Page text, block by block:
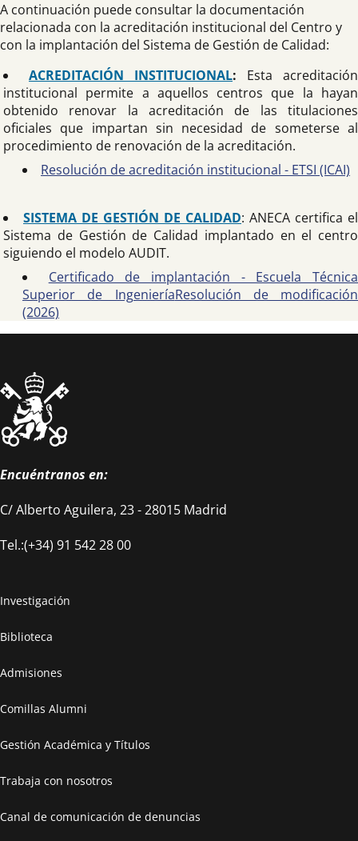
A continuación puede consultar la documentación
relacionada con la acreditación institucional del Centro y
con la implantación del Sistema de Gestión de Calidad:
ACREDITACIÓN INSTITUCIONAL: Esta acreditación
institucional permite a aquellos centros que la hayan
obtenido renovar la acreditación de las titulaciones
oficiales que impartan sin necesidad de someterse al
procedimiento de renovación de la acreditación.
Resolución de acreditación institucional - ETSI (ICAI)
SISTEMA DE GESTIÓN DE CALIDAD: ANECA certifica el
Sistema de Gestión de Calidad implantado en el centro
siguiendo el modelo AUDIT.
Certificado de implantación - Escuela Técnica
Superior de IngenieríaResolución de modificación
(2026)
Encuéntranos en:
C/ Alberto Aguilera, 23 - 28015 Madrid
Tel.:(+34) 91 542 28 00
Investigación
Biblioteca
Admisiones
Comillas Alumni
Gestión Académica y Títulos
Trabaja con nosotros
Canal de comunicación de denuncias